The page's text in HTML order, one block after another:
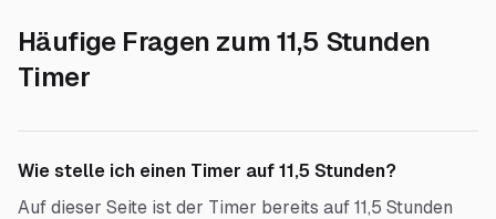
Häufige Fragen zum 11,5 Stunden
Timer
Wie stelle ich einen Timer auf 11,5 Stunden?
Auf dieser Seite ist der Timer bereits auf 11,5 Stunden